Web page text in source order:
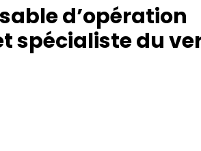
d’opération
spécialiste du